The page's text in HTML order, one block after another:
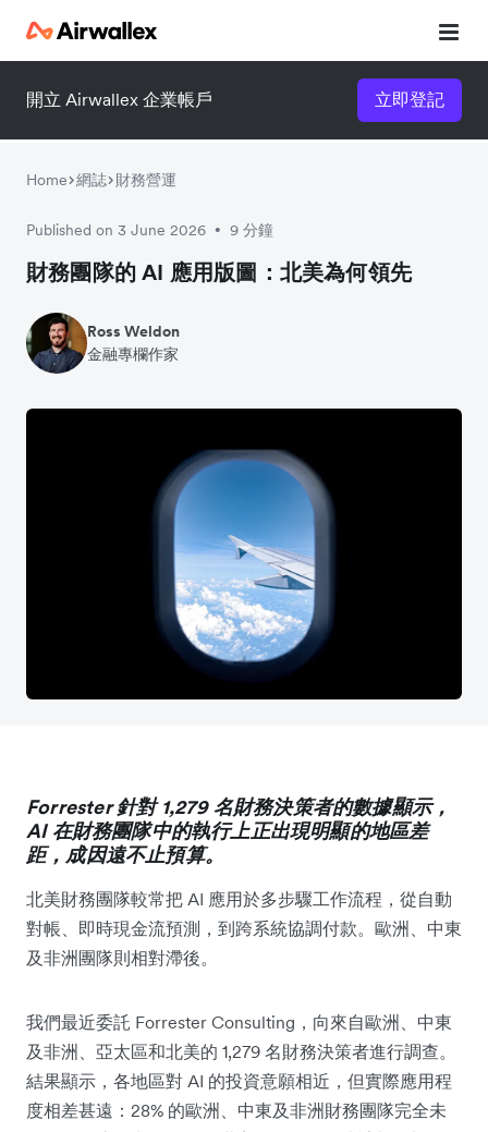
開立 Airwallex 企業帳戶 立即登記
Home 網誌 財務營運
Published on 3 June 2026 • 9 分鐘
財務團隊的 AI 應用版圖：北美為何領先
Ross Weldon
金融專欄作家
Forrester 針對 1,279 名財務決策者的數據顯示，
AI 在財務團隊中的執行上正出現明顯的地區差
距，成因遠不止預算。
北美財務團隊較常把 AI 應用於多步驟工作流程，從自動
對帳、即時現金流預測，到跨系統協調付款。歐洲、中東
及非洲團隊則相對滯後。
我們最近委託 Forrester Consulting，向來自歐洲、中東
及非洲、亞太區和北美的 1,279 名財務決策者進行調查。
結果顯示，各地區對 AI 的投資意願相近，但實際應用程
度相差甚遠：28% 的歐洲、中東及非洲財務團隊完全未